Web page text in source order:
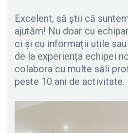
Excelent, să știi că
ajutăm! Nu doar cu
ci și cu informații utile
de la experiența echipei
colabora cu multe săli
peste 10 ani de activitate.